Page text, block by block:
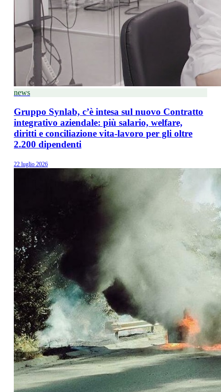
news
Gruppo Synlab, c’è intesa sul nuovo Contratto
integrativo aziendale: più salario, welfare,
diritti e conciliazione vita-lavoro per gli oltre
2.200 dipendenti
22 luglio 2026